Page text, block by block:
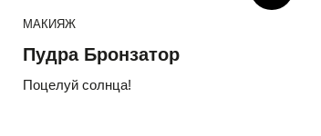
МАКИЯЖ
Пудра Бронзатор
Поцелуй солнца!